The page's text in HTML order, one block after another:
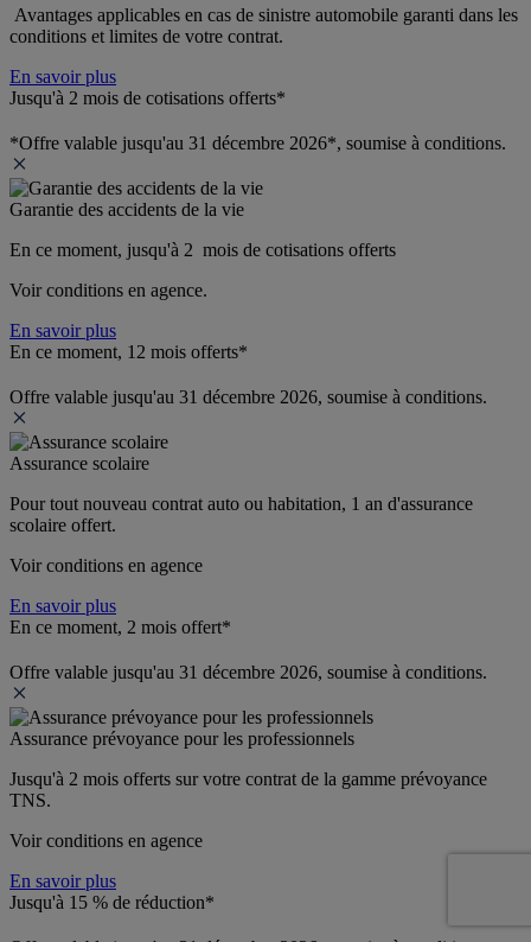
Avantages applicables en cas de sinistre automobile garanti dans les
conditions et limites de votre contrat.
En savoir plus
Jusqu'à 2 mois de cotisations offerts*
*Offre valable jusqu'au 31 décembre 2026*, soumise à conditions.
Garantie des accidents de la vie
En ce moment, jusqu'à 2  mois de cotisations offerts
Voir conditions en agence.
En savoir plus
En ce moment, 12 mois offerts*
Offre valable jusqu'au 31 décembre 2026, soumise à conditions.
Assurance scolaire
Pour tout nouveau contrat auto ou habitation, 1 an d'assurance
scolaire offert.
Voir conditions en agence
En savoir plus
En ce moment, 2 mois offert*
Offre valable jusqu'au 31 décembre 2026, soumise à conditions.
Assurance prévoyance pour les professionnels
Jusqu'à 2 mois offerts sur votre contrat de la gamme prévoyance
TNS.
Voir conditions en agence
En savoir plus
Jusqu'à 15 % de réduction*